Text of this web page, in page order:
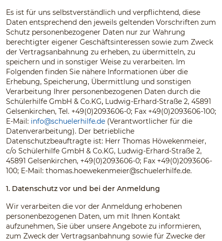
Es ist für uns selbstverständlich und verpflichtend, diese
Daten entsprechend den jeweils geltenden Vorschriften zum
Schutz personenbezogener Daten nur zur Wahrung
berechtigter eigener Geschäftsinteressen sowie zum Zweck
der Vertragsanbahnung zu erheben, zu übermitteln, zu
speichern und in sonstiger Weise zu verarbeiten. Im
Folgenden finden Sie nähere Informationen über die
Erhebung, Speicherung, Übermittlung und sonstigen
Verarbeitung Ihrer personenbezogenen Daten durch die
Schülerhilfe GmbH & Co.KG, Ludwig-Erhard-Straße 2, 45891
Gelsenkirchen, Tel. +49(0)2093606-0; Fax +49(0)2093606-100;
E-Mail: info@schuelerhilfe.de (Verantwortlicher für die
Datenverarbeitung). Der betriebliche
Datenschutzbeauftragte ist: Herr Thomas Höwekenmeier,
c/o Schülerhilfe GmbH & Co.KG, Ludwig-Erhard-Straße 2,
45891 Gelsenkirchen, +49(0)2093606-0; Fax +49(0)2093606-
100; E-Mail: thomas.hoewekenmeier@schuelerhilfe.de.
1. Datenschutz vor und bei der Anmeldung
Wir verarbeiten die vor der Anmeldung erhobenen
personenbezogenen Daten, um mit Ihnen Kontakt
aufzunehmen, Sie über unsere Angebote zu informieren,
zum Zweck der Vertragsanbahnung sowie für Zwecke der